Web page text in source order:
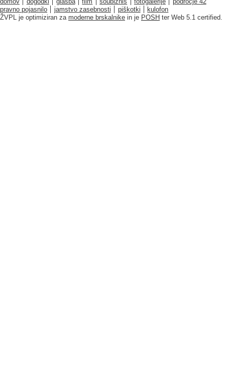
pravno pojasnilo
jamstvo zasebnosti piškotki
kulofon
ŽVPL je optimiziran za moderne brskalnike in je POSH ter Web 5.1 certified.